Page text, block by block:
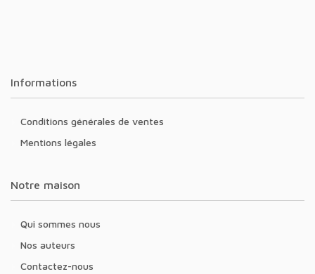
Informations
Conditions générales de ventes
Mentions légales
Notre maison
Qui sommes nous
Nos auteurs
Contactez-nous